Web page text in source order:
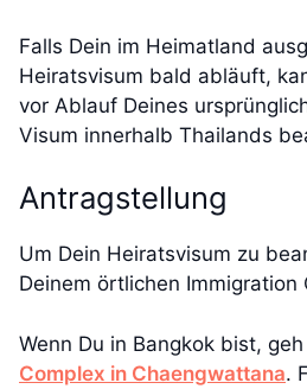
Falls Dein im Heimatland
Heiratsvisum bald abläuft,
vor Ablauf Deines
Visum innerhalb Thailands
Antragstellung
Um Dein Heiratsvisum zu
Deinem örtlichen Immigration
Wenn Du in Bangkok bist,
Complex in Chaengwattana.